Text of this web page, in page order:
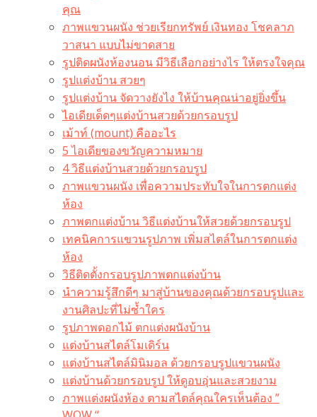
คุณ
ภาพแขวนผนัง ช่วยเรียกทรัพย์ เงินทอง โชคลาภ
วาสนา แบบไม่ขาดสาย
รูปติดผนังห้องนอน มีวิธีเลือกอย่างไร ให้ตรงใจคุณ
รูปแต่งบ้าน สวยๆ
รูปแต่งบ้าน จัดวางยังไง ให้บ้านคุณน่าอยู่ยิ่งขึ้น
ไอเดียเด็ดๆแต่งบ้านสวยด้วยกรอบรูป
เม้าท์ (mount) คืออะไร​
5 ไอเดียของขวัญความหมาย
4 วิธีแต่งบ้านสวยด้วยกรอบรูป
ภาพแขวนผนัง เพื่อความประทับใจในการตกแต่ง
ห้อง
ภาพตกแต่งบ้าน วิธีแต่งบ้านให้สวยด้วยกรอบรูป
เทคนิคการแขวนรูปภาพ เพิ่มสไตล์ในการตกแต่ง
ห้อง
วิธีติดตั้งกรอบรูปภาพตกแต่งบ้าน
นำความรู้สึกดีๆ มาสู่บ้านของคุณด้วยกรอบรูปและ
งานศิลปะที่ไม่ซ้ำใคร
รูปภาพดอกไม้ ตกแต่งผนังบ้าน
แต่งบ้านสไตล์โมเดิร์น
แต่งบ้านสไตล์มินิมอล ด้วยกรอบรูปแขวนผนัง
แต่งบ้านด้วยกรอบรูป ให้ดูอบอุ่นและสวยงาม
ภาพแต่งผนังห้อง ตามสไตล์คุณใครเห็นต้อง ”